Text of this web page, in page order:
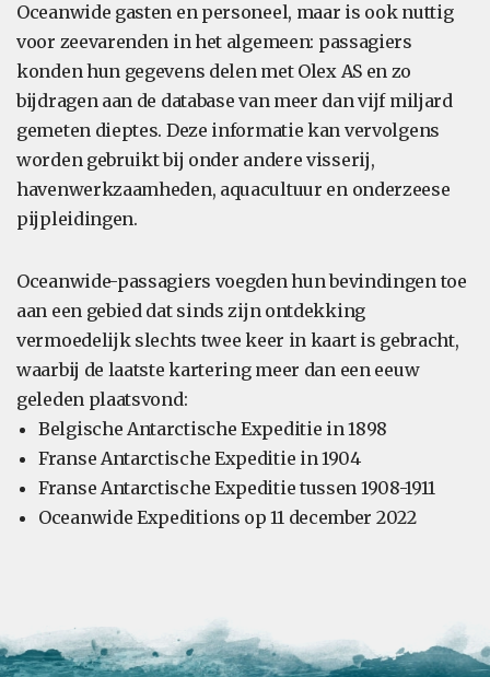
Oceanwide gasten en personeel, maar is ook nuttig
voor zeevarenden in het algemeen: passagiers
konden hun gegevens delen met Olex AS en zo
bijdragen aan de database van meer dan vijf miljard
gemeten dieptes. Deze informatie kan vervolgens
worden gebruikt bij onder andere visserij,
havenwerkzaamheden, aquacultuur en onderzeese
pijpleidingen.
Oceanwide-passagiers voegden hun bevindingen toe
aan een gebied dat sinds zijn ontdekking
vermoedelijk slechts twee keer in kaart is gebracht,
waarbij de laatste kartering meer dan een eeuw
geleden plaatsvond:
Belgische Antarctische Expeditie in 1898
Franse Antarctische Expeditie in 1904
Franse Antarctische Expeditie tussen 1908-1911
Oceanwide Expeditions op 11 december 2022